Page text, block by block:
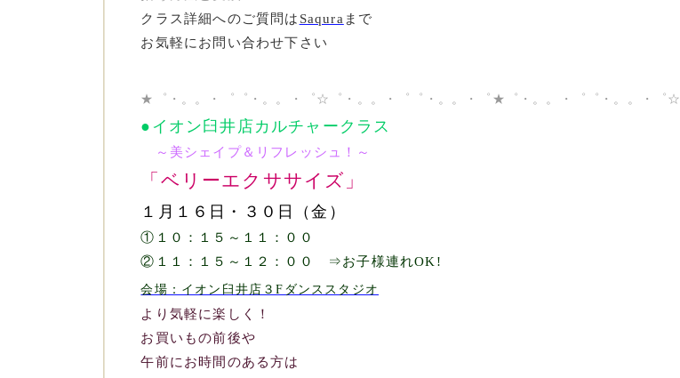
クラス詳細へのご質問は Saqura まで
お気軽に お問い合わせ下さい
★゜・。。・゜゜・。。・゜☆゜・。。・゜゜・。。・゜★゜・。。・゜゜・。。・゜☆
●イオン臼井店カルチャークラス
～美シェイプ＆リフレッシュ！～
「ベリーエクササイズ」
１月１６日・３０日（金）
①１０：１５～１１：００
②１１：１５～１２：００ ⇒お子様連れOK!
会場：イオン臼井店３Fダンススタジオ
より気軽に楽しく！
お買いもの前後や
午前にお時間のある方は